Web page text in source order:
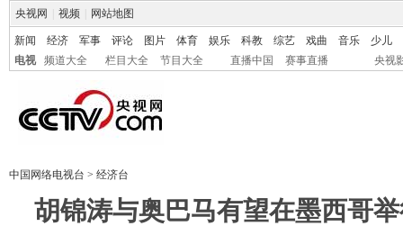
央视网 视频 网站地图
新闻 经济 军事 评论 图片 体育 娱乐 科教 综艺 戏曲 音乐
少儿
电视
频道大全 栏目大全 节目大全 直播中国 赛事直播 央视
中国网络电视台 > 经济台
胡锦涛与奥巴马有望在墨西哥